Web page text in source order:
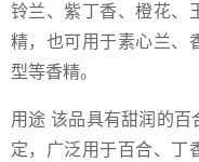
铃兰、紫丁香、橙花、
精，也可用于素心兰、
型等香精。
用途 该品具有甜润的
定，广泛用于百合、丁